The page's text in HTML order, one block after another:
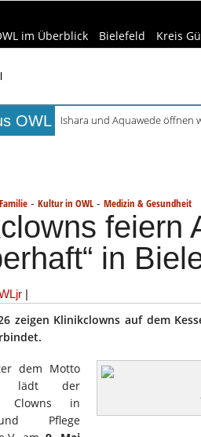
im Überblick Bielefeld Kreis
OWL
Ishara und Aquawede öffnen
- Kultur in OWL - Medizin & Gesundheit
feiern
in
|
zeigen Klinikclowns auf dem
dem Motto
lädt der
Clowns in
Pflege